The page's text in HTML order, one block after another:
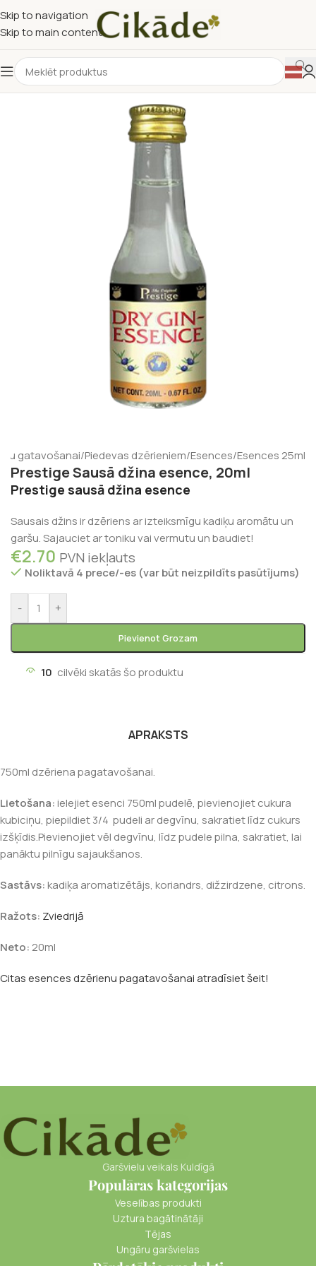
Skip to navigation
Skip to main content
gatavošanai/Piedevas dzērieniem/Esences/Esences 25ml
Prestige Sausā džina esence, 20ml
Prestige sausā džina esence
Sausais džins ir dzēriens ar izteiksmīgu kadiķu aromātu un
garšu. Sajauciet ar toniku vai vermutu un baudiet!
€2.70 PVN iekļauts
Noliktavā 4 prece/-es (var būt neizpildīts pasūtījums)
- +
Pievienot Grozam
10 cilvēki skatās šo produktu
APRAKSTS
750ml dzēriena pagatavošanai.
Lietošana:ielejiet esenci 750ml pudelē, pievienojiet cukura
kubiciņu, piepildiet 3/4 pudeli ar degvīnu, sakratiet līdz cukurs
izšķīdis.Pievienojiet vēl degvīnu, līdz pudele pilna, sakratiet, lai
panāktu pilnīgu sajaukšanos.
Sastāvs:kadiķa aromatizētājs, koriandrs, dižzirdzene, citrons.
Ražots: Zviedrijā
Neto: 20ml
Citas esences dzērienu pagatavošanai atradīsiet šeit!
Garšvielu veikals Kuldīgā
Populāras kategorijas
Veselības produkti
Uztura bagātinātāji
Tējas
Ungāru garšvielas